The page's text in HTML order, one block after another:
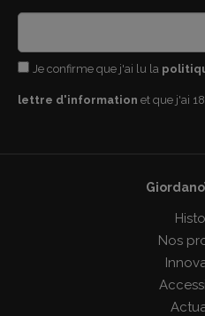
Je confirme que j'ai lu la
lettre d'information et que j'ai
Nos